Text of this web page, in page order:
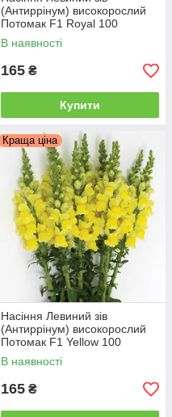
(Антиррінум) високорослий
Потомак F1 Royal 100
насінин Pan American
В наявності
165 ₴
Купити
Краща ціна
Насіння Левиний зів
(Антиррінум) високорослий
Потомак F1 Yellow 100
насінин Pan American
В наявності
165 ₴